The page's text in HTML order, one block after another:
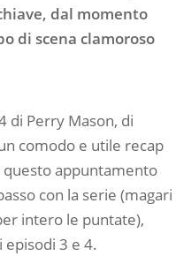
dal momento
di scena clamoroso
di Perry Mason, di
comodo e utile recap
questo appuntamento
con la serie (magari
intero le puntate),
episodi 3 e 4.